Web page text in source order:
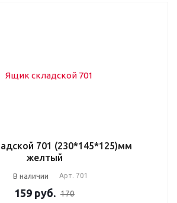
701 (230*145*125)мм
желтый
В наличии Арт. 701
159 руб. 170